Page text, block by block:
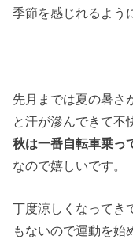
季節を感じれるよう
先月までは夏の暑さ
と汗が滲んできて不
秋は一番自転車乗っ
なので嬉しいです。
丁度涼しくなってき
もないので運動を始